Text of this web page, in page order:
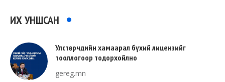
ИХ УНШСАН
Улстөрчдийн хамаарал бүхий лицензийг
тооллогоор тодорхойлно
gereg.mn